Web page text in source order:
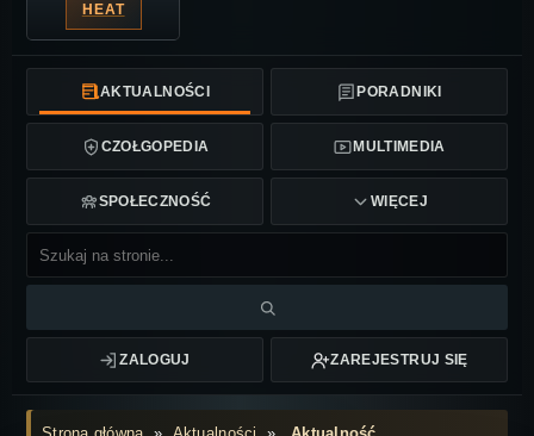
HEAT
AKTUALNOŚCI PORADNIKI
CZOŁGOPEDIA MULTIMEDIA
SPOŁECZNOŚĆ WIĘCEJ
ZALOGUJ ZAREJESTRUJ SIĘ